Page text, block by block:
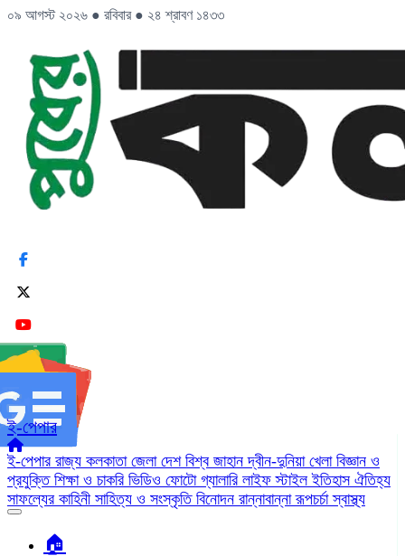
০৯ আগস্ট ২০২৬ ● রবিবার ● ২৪ শ্রাবণ ১৪৩৩
ই-পেপার
ই-পেপার রাজ্য কলকাতা জেলা দেশ বিশ্ব জাহানদ্বীন-দুনিয়া খেলা বিজ্ঞান ও
প্রযুক্তি শিক্ষা ও চাকরি ভিডিও ফোটো গ্যালারি লাইফ স্টাইলইতিহাস ঐতিহ্য
সাফল্যের কাহিনী সাহিত্য ও সংস্কৃতি বিনোদন রান্নাবান্নারূপচর্চাস্বাস্থ্য
🏠︎